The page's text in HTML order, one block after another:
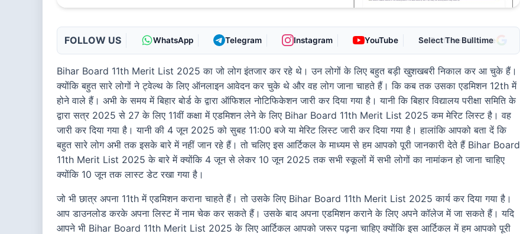
FOLLOW US WhatsApp Telegram Instagram YouTube As Preferred Source
Bihar Board 11th Merit List 2025 का जो लोग इंतजार कर रहे थे। उन लोगों के लिए बहुत बड़ी खुशखबरी निकाल कर आ चुके हैं।
क्योंकि बहुत सारे लोगों ने ट्वेल्थ के लिए ऑनलाइन आवेदन कर चुके थे और वह लोग जाना चाहते हैं। कि कब तक उसका एडमिशन 12th में
होने वाले हैं। अभी के समय में बिहार बोर्ड के द्वारा ऑफिशल नोटिफिकेशन जारी कर दिया गया है। यानी कि बिहार विद्यालय परीक्षा समिति के
द्वारा सत्र 2025 से 27 के लिए 11वीं कक्षा में एडमिशन लेने के लिए Bihar Board 11th Merit List 2025 कम मेरिट लिस्ट है। वह
जारी कर दिया गया है। यानी की 4 जून 2025 को सुबह 11:00 बजे या मेरिट लिस्ट जारी कर दिया गया है। हालांकि आपको बता दें कि
बहुत सारे लोग अभी तक इसके बारे में नहीं जान रहे हैं। तो चलिए इस आर्टिकल के माध्यम से हम आपको पूरी जानकारी देते हैं Bihar Board
11th Merit List 2025 के बारे में क्योंकि 4 जून से लेकर 10 जून 2025 तक सभी स्कूलों में सभी लोगों का नामांकन हो जाना चाहिए
क्योंकि 10 जून तक लास्ट डेट रखा गया है।
जो भी छात्र अपना 11th में एडमिशन कराना चाहते हैं। तो उसके लिए Bihar Board 11th Merit List 2025 कार्य कर दिया गया है।
आप डाउनलोड करके अपना लिस्ट में नाम चेक कर सकते हैं। उसके बाद अपना एडमिशन कराने के लिए अपने कॉलेज में जा सकते हैं। यदि
आपने भी Bihar Board 11th Merit List 2025 के लिए आर्टिकल आपको जरूर पढ़ना चाहिए क्योंकि इस आर्टिकल में हम आपको पूरी